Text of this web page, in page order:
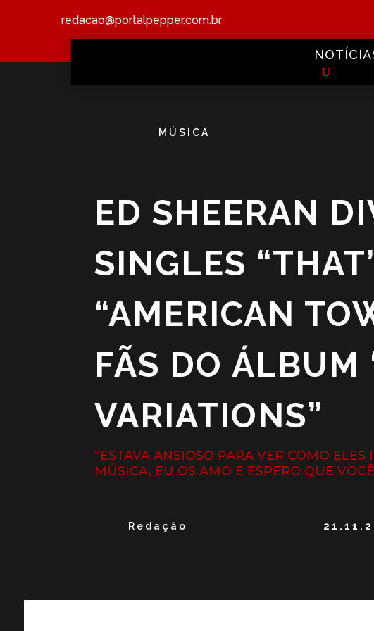
redacao@portalpepper.com.br
MÚSICA
ED SHEERAN
SINGLES
“AMERICAN
FÃS DO ÁLBUM
VARIATIONS”
“ESTAVA ANSIOSO PARA VER COMO
MÚSICA, EU OS AMO E ESPERO QUE
Redação